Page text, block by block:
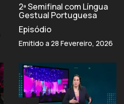
2ª Semifinal com Língua
Gestual Portuguesa
Episódio
Emitido a 28 Fevereiro, 2026